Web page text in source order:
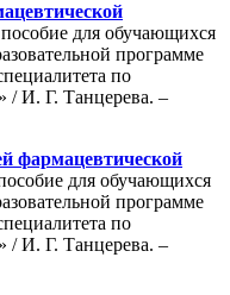
для обучающихся
программе
по
/ И. Г. Танцерева. –
фармацевтической
для обучающихся
программе
по
/ И. Г. Танцерева. –